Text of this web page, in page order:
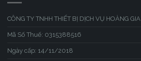
CÔNG TY TNHH THIẾT BỊ DỊCH VỤ HOÀNG GIA
Mã Số Thuế: 0315388516
Ngày cấp: 14/11/2018